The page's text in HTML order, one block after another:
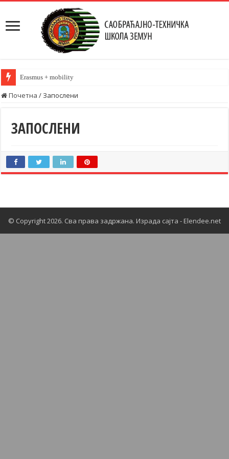
Erasmus + mobility
Почетна / Запослени
ЗАПОСЛЕНИ
© Copyright 2026. Сва права задржана. Израда сајта - Elendee.net